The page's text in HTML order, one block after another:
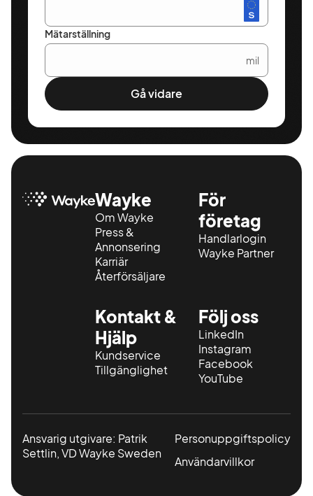
Mätarställning
mil
Gå vidare
Wayke
Om Wayke
Press &
Annonsering
Karriär
Återförsäljare
För
företag
Handlarlogin
Wayke Partner
Kontakt &
Hjälp
Kundservice
Tillgänglighet
Följ oss
LinkedIn
Instagram
Facebook
YouTube
Ansvarig utgivare: Patrik
Settlin, VD Wayke Sweden
Personuppgiftspolicy
Användarvillkor